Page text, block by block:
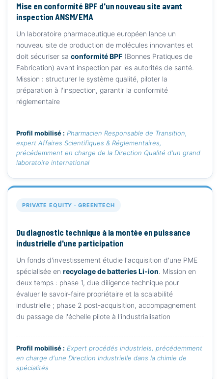
Mise en conformité BPF d'un nouveau site avant
inspection ANSM/EMA
Un laboratoire pharmaceutique européen lance un
nouveau site de production de molécules innovantes et
doit sécuriser sa conformité BPF (Bonnes Pratiques de
Fabrication) avant inspection par les autorités de santé.
Mission : structurer le système qualité, piloter la
préparation à l'inspection, garantir la conformité
réglementaire
Profil mobilisé : Pharmacien Responsable de Transition,
expert Affaires Scientifiques & Réglementaires,
précédemment en charge de la Direction Qualité d'un grand
laboratoire international
PRIVATE EQUITY · GREENTECH
Du diagnostic technique à la montée en puissance
industrielle d'une participation
Un fonds d'investissement étudie l'acquisition d'une PME
spécialisée en recyclage de batteries Li-ion. Mission en
deux temps : phase 1, due diligence technique pour
évaluer le savoir-faire propriétaire et la scalabilité
industrielle ; phase 2 post-acquisition, accompagnement
du passage de l'échelle pilote à l'industrialisation
Profil mobilisé : Expert procédés industriels, précédemment
en charge d'une Direction Industrielle dans la chimie de
spécialités